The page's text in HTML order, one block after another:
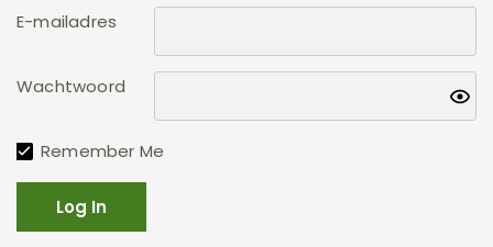
E-mailadres
Wachtwoord
Remember Me